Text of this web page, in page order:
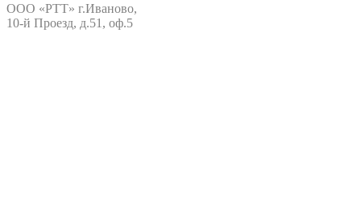
ООО «РТТ» г.Иваново,
10-й Проезд, д.51, оф.5